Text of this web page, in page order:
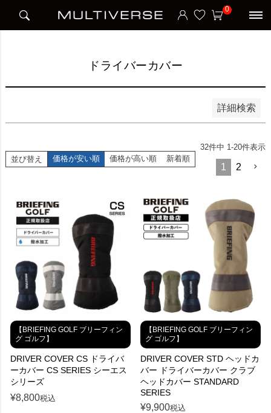
0
ドライバーカバー
詳細検索
並び順
新着順
並び替え 価格が安い順 価格が高い順 新着順
32件中 1-20件表示
1 2
【BRIEFING GOLF ブリーフィン
グ ゴルフ】
DRIVER COVER CS ドライバ
ーカバー CS SERIES シーエス
シリーズ
¥8,800税込
【BRIEFING GOLF ブリーフィン
グ ゴルフ】
DRIVER COVER STD ヘッドカ
バー ドライバーカバー クラブ
ヘッドカバー STANDARD
SERIES
¥9,900税込